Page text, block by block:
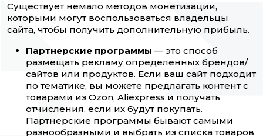
Существует немало методов монетизации,
которыми могут воспользоваться владельцы
сайта, чтобы получить дополнительную прибыль.
Партнерские программы — это способ
размещать рекламу определенных брендов/
сайтов или продуктов. Если ваш сайт подходит
по тематике, вы можете предлагать контент с
товарами из Ozon, Aliexpress и получать
отчисления, если их будут покупать.
Партнерские программы бывают самыми
разнообразными и выбрать из списка товаров